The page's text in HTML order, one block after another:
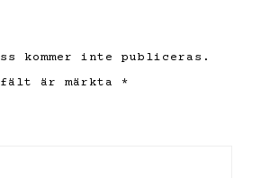
kommer inte publiceras.
är märkta *